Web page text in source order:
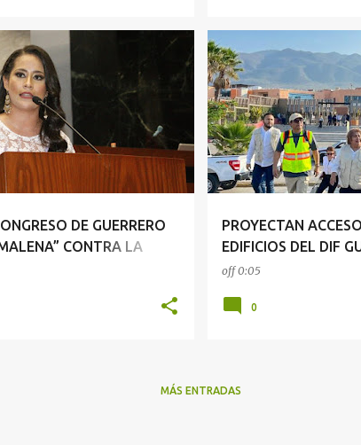
DE GUERRERO
CONTRA LA
PROYECTAN
EDIFICIOS DEL DIF
GOBIERNO
off0:05
GUERRERO
0
MÁS ENTRADAS